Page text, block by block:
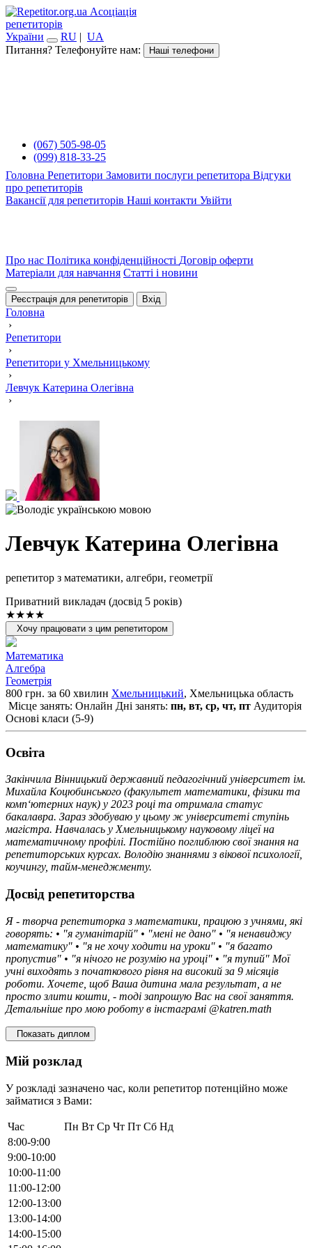
Асоціація
репетиторів
України
RU | UA
Питання? Телефонуйте нам:
Наші телефони
(067) 505-98-05
(099) 818-33-25
Головна Репетитори Замовити послуги репетитора Відгуки
про репетиторів
Вакансії для репетиторів Наші контакти Увійти
Про нас Політика конфіденційності Договір оферти
Матеріали для навчання Статті і новини
Реєстрація для репетиторів Вхід
Головна
›
Репетитори
›
Репетитори у Хмельницькому
›
Левчук Катерина Олегівна
›
Левчук Катерина Олегівна
репетитор з математики, алгебри, геометрії
Приватний викладач (досвід 5 років)
★★★★
Хочу працювати з цим репетитором
Математика
Алгебра
Геометрія
800 грн. за 60 хвилин Хмельницький, Хмельницька область
Місце занять: Онлайн Дні занять: пн, вт, ср, чт, пт Аудиторія
Основі класи (5-9)
Освiта
Закінчила Вінницький державний педагогічний університет ім.
Михайла Коцюбинського (факультет математики, фізики та
комп‘ютерних наук) у 2023 році та отримала статус
бакалавра. Зараз здобуваю у цьому ж університеті ступінь
магістра. Навчалась у Хмельницькому науковому ліцеї на
математичному профілі. Постійно поглиблюю свої знання на
репетиторських курсах. Володію знаннями з вікової психології,
коучингу, тайм-менеджменту.
Досвід репетиторства
Я - творча репетиторка з математики, працюю з учнями, які
говорять: • "я гуманітарій" • "мені не дано" • "я ненавиджу
математику" • "я не хочу ходити на уроки" • "я багато
пропустив" • "я нічого не розумію на уроці" • "я тупий" Мої
учні виходять з початкового рівня на високий за 9 місяців
роботи. Хочете, щоб Ваша дитина мала результат, а не
просто злити кошти, - тоді запрошую Вас на свої заняття.
Детальніше про мою роботу в інстаграмі @katren.math
Показать диплом
Мій розклад
У розкладі зазначено час, коли репетитор потенційно може
займатися з Вами:
Час Пн Вт Ср Чт Пт Сб Нд
8:00-9:00
9:00-10:00
10:00-11:00
11:00-12:00
12:00-13:00
13:00-14:00
14:00-15:00